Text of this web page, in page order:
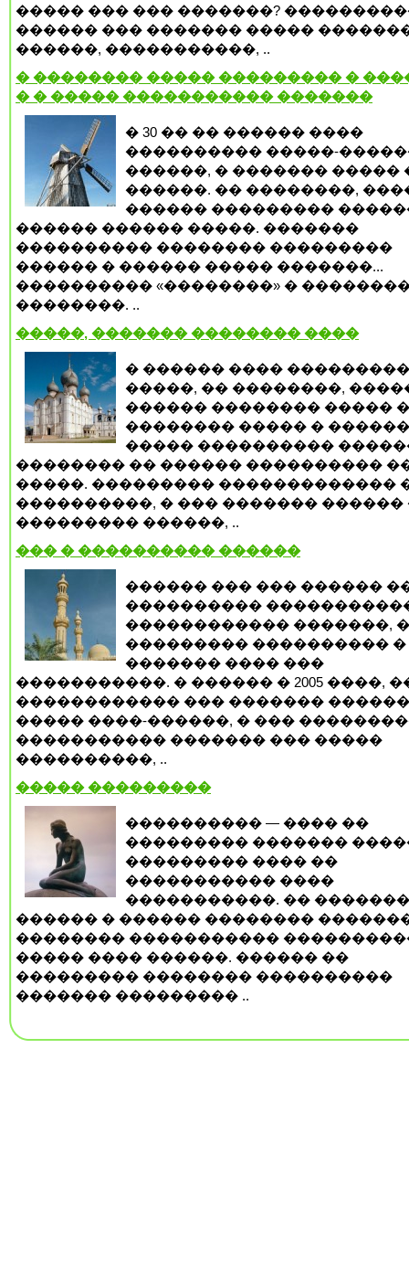
����� ��� ��� �������?
������ ��� ������� �����
������, �����������, ..
� �������� ����� ��������� �
� � ����� ����������� �������
� 30 �� �� ������ ����
���������� �����-
������, � ������� �����
������. �� ��������,
������ ���������
������ ������ �����. �������
���������� �������� ���������
������ � ������ ����� �������...
���������� «��������» �
��������. ..
�����, ������� �������� ����
� ������ ����
�����, �� ��������,
������ �������� �����
�������� ����� � ������
����� ����������
�������� �� ������ ����������
�����. ��������� �������������
����������, � ��� ������� ������
��������� ������, ..
��� � ���������� ������
������ ��� ��� ������
����������
������������ �������,
��������� ���������� �
������� ���� ���
�����������. � ������ � 2005 ����,
������������ ��� ������� ������
����� ����-������, � ���
����������� ������� ��� �����
����������, ..
����� ���������
���������� — ���� ��
��������� �������
��������� ���� ��
����������� ����
�����������. ��
������ � ������ ��������
�������� �����������
����� ���� ������. ������ ��
��������� �������� ����������
������� ��������� ..